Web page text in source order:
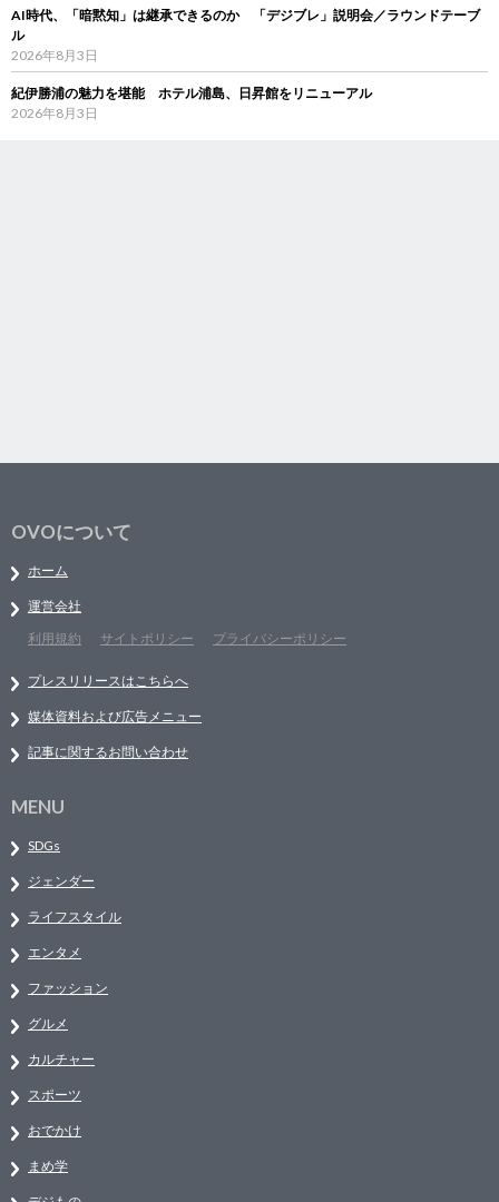
AI時代、「暗黙知」は継承できるのか 「デジブレ」説明会／ラウンドテーブ
ル
2026年8月3日
紀伊勝浦の魅力を堪能 ホテル浦島、日昇館をリニューアル
2026年8月3日
OVOについて
ホーム
運営会社
利用規約
サイトポリシー プライバシーポリシー
プレスリリースはこちらへ
媒体資料および広告メニュー
記事に関するお問い合わせ
MENU
SDGs
ジェンダー
ライフスタイル
エンタメ
ファッション
グルメ
カルチャー
スポーツ
おでかけ
まめ学